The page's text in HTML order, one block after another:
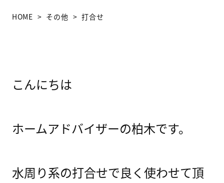
HOME その他 打合せ
こんにちは
ホームアドバイザーの柏木です。
水周り系の打合せで良く使わせて頂